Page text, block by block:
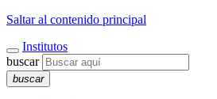
Saltar al contenido principal
Institutos
buscar
buscar